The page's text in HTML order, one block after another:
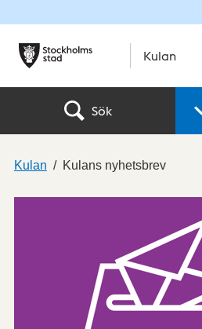
Kulan
Sök
Kulan Kulans nyhetsbrev